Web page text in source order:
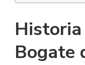
Bogate